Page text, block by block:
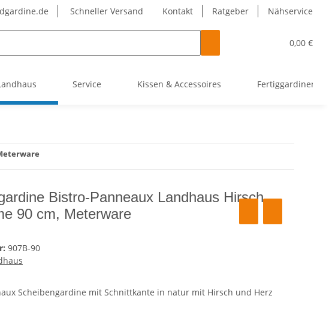
Kontakt Ratgeber Nähservice
Schneller Versand
0,00 €
Service Kissen & Accessoires Fertiggardinen
Bistro-Panneaux Landhaus Hirsch
90 cm, Meterware
907B-90
Scheibengardine mit Schnittkante in natur mit Hirsch und Herz